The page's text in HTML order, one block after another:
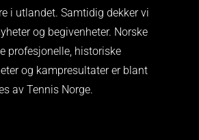
i utlandet. Samtidig dekker vi
og begivenheter. Norske
profesjonelle, historiske
og kampresultater er blant
av Tennis Norge.